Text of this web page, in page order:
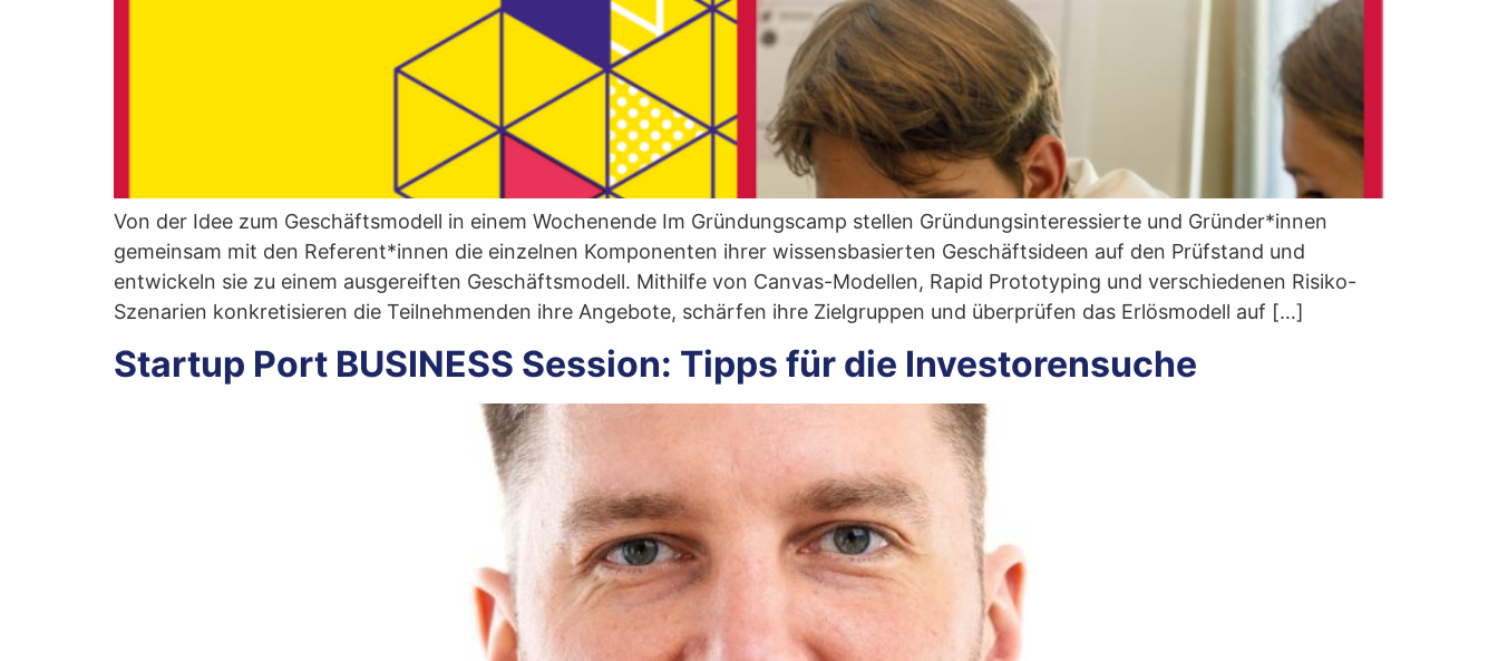
Von der Idee zum Geschäftsmodell in einem Wochenende Im Gründungscamp stellen Gründungsinteressierte und Gründer*innen
gemeinsam mit den Referent*innen die einzelnen Komponenten ihrer wissensbasierten Geschäftsideen auf den Prüfstand und
entwickeln sie zu einem ausgereiften Geschäftsmodell. Mithilfe von Canvas-Modellen, Rapid Prototyping und verschiedenen Risiko-
Szenarien konkretisieren die Teilnehmenden ihre Angebote, schärfen ihre Zielgruppen und überprüfen das Erlösmodell auf […]
Startup Port BUSINESS Session: Tipps für die Investorensuche